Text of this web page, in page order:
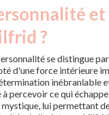
et
?
se distingue
d'une force intérieure
inébranlable
percevoir ce qui
lui permettant